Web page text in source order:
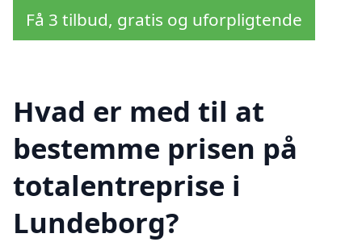
Få 3 tilbud, gratis og uforpligtende
Hvad er med til at
bestemme prisen på
totalentreprise i
Lundeborg?